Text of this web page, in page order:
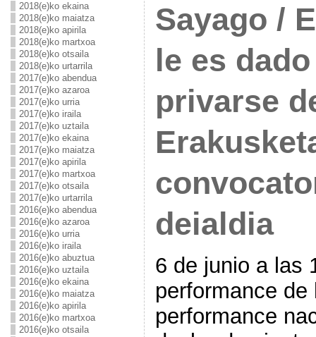
2018(e)ko ekaina
2018(e)ko maiatza
2018(e)ko apirila
2018(e)ko martxoa
2018(e)ko otsaila
2018(e)ko urtarrila
2017(e)ko abendua
2017(e)ko azaroa
2017(e)ko urria
2017(e)ko iraila
2017(e)ko uztaila
2017(e)ko ekaina
2017(e)ko maiatza
2017(e)ko apirila
2017(e)ko martxoa
2017(e)ko otsaila
2017(e)ko urtarrila
2016(e)ko abendua
2016(e)ko azaroa
2016(e)ko urria
2016(e)ko iraila
2016(e)ko abuztua
2016(e)ko uztaila
2016(e)ko ekaina
2016(e)ko maiatza
2016(e)ko apirila
2016(e)ko martxoa
2016(e)ko otsaila
Sayago /
le es
privarse
deialdia
6 de junio a las
performance
performance